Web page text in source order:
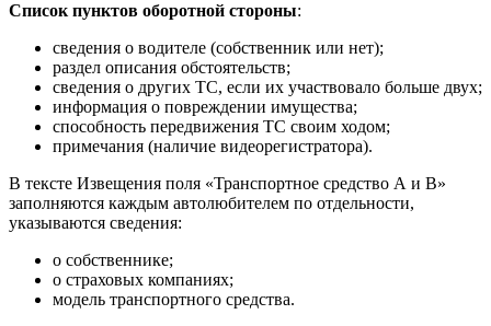
Список пунктов оборотной стороны:
сведения о водителе (собственник или нет);
раздел описания обстоятельств;
сведения о других ТС, если их участвовало больше двух;
информация о повреждении имущества;
способность передвижения ТС своим ходом;
примечания (наличие видеорегистратора).
В тексте Извещения поля «Транспортное средство А и В»
заполняются каждым автолюбителем по отдельности,
указываются сведения:
о собственнике;
о страховых компаниях;
модель транспортного средства.